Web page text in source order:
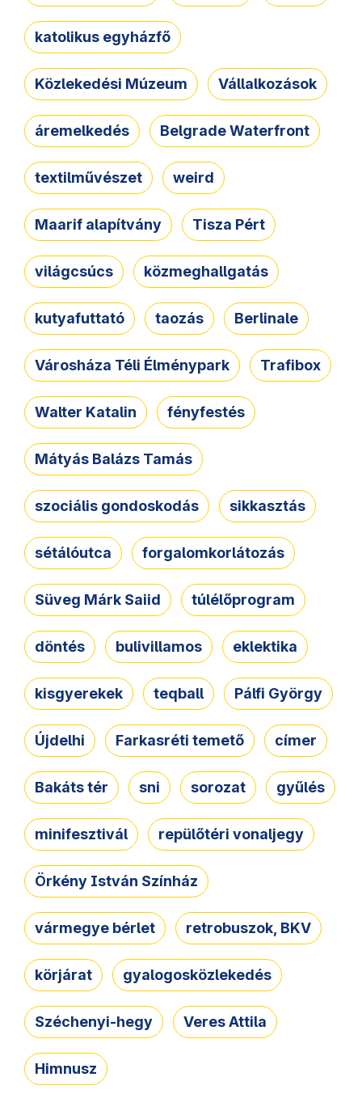
katolikus egyházfő
Közlekedési Múzeum Vállalkozások
áremelkedés Belgrade Waterfront
textilművészet weird
Maarif alapítvány Tisza Pért
világcsúcs közmeghallgatás
kutyafuttató taozás Berlinale
Városháza Téli Élménypark Trafibox
Walter Katalin fényfestés
Mátyás Balázs Tamás
szociális gondoskodás sikkasztás
sétálóutca forgalomkorlátozás
Süveg Márk Saiid túlélőprogram
döntés bulivillamos eklektika
kisgyerekek teqball Pálfi György
Újdelhi Farkasréti temető címer
Bakáts tér sni sorozat gyűlés
minifesztivál repülőtéri vonaljegy
Örkény István Színház
vármegye bérlet retrobuszok, BKV
körjárat gyalogosközlekedés
Széchenyi-hegy Veres Attila
Himnusz